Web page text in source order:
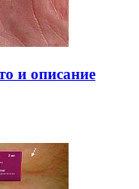
и описание